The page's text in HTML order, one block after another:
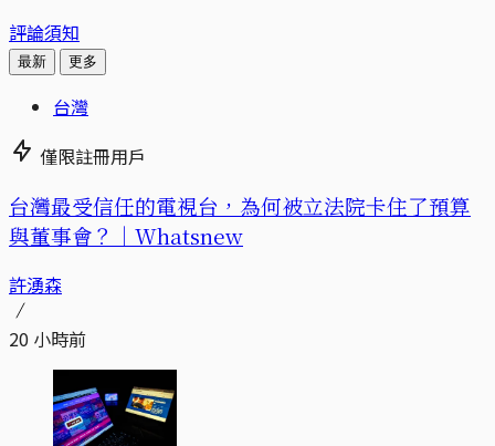
評論須知
最新 更多
台灣
僅限註冊用戶
台灣最受信任的電視台，為何被立法院卡住了預算
與董事會？｜Whatsnew
許湧森
20 小時前